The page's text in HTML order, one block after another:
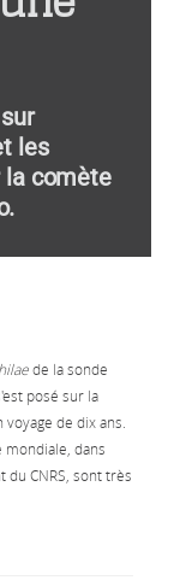
les
la comète
de la sonde
posé sur la
de dix ans.
dans
CNRS, sont très